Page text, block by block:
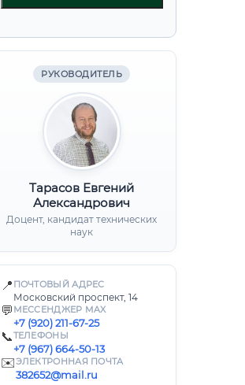
РУКОВОДИТЕЛЬ
Тарасов Евгений
Александрович
Доцент, кандидат технических
наук
📍 ПОЧТОВЫЙ АДРЕС
Московский проспект, 14
💬 МЕССЕНДЖЕР MAX
+7 (920) 211-67-25
📞ТЕЛЕФОНЫ
+7 (967) 664-50-13
✉️ЭЛЕКТРОННАЯ ПОЧТА
382652@mail.ru